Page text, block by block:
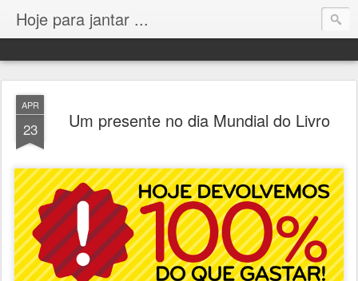
Hoje para jantar ...
APR
23 Um presente no dia Mundial do Livro